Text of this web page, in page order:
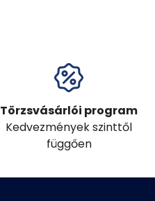
Törzsvásárlói program
Kedvezmények szinttől
függően